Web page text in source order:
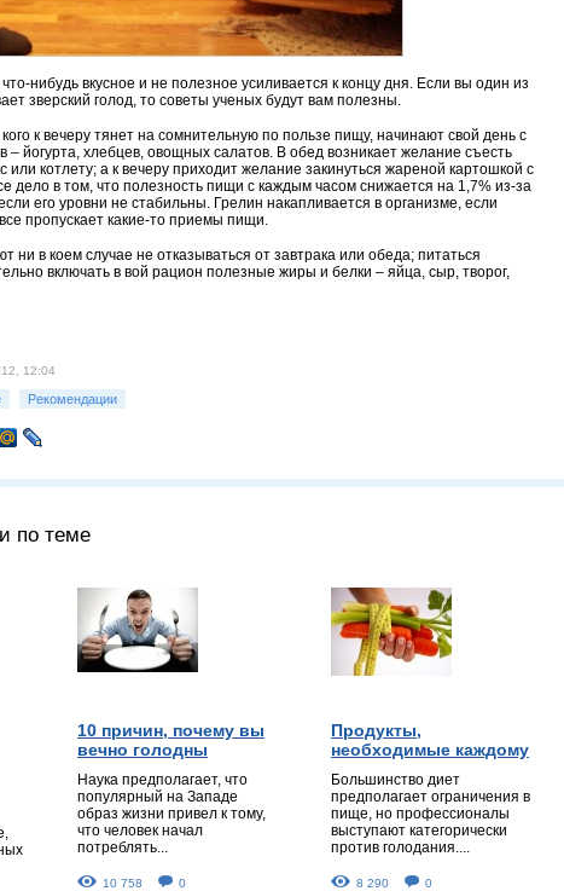
нибудь вкусное и не полезное усиливается к концу дня. Если вы один из
зверский голод, то советы ученых будут вам полезны.
к вечеру тянет на сомнительную по пользе пищу, начинают свой день с
– йогурта, хлебцев, овощных салатов. В обед возникает желание съесть
котлету; а к вечеру приходит желание закинуться жареной картошкой с
дело в том, что полезность пищи с каждым часом снижается на 1,7% из-за
его уровни не стабильны. Грелин накапливается в организме, если
пропускает какие-то приемы пищи.
ни в коем случае не отказываться от завтрака или обеда; питаться
включать в вой рацион полезные жиры и белки – яйца, сыр, творог,
12:04
Рекомендации
по теме
10 причин, почему вы
вечно голодны
Наука предполагает, что
популярный на Западе
образ жизни привел к тому,
что человек начал
потреблять...
10 758 0
Продукты,
необходимые каждому
Большинство диет
предполагает ограничения в
пище, но профессионалы
выступают категорически
против голодания....
8 290 0